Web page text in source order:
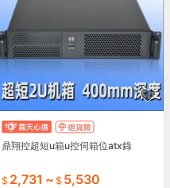
鼎翔控超短u箱u控伺箱位atx錄
2,731 ~ 5,530